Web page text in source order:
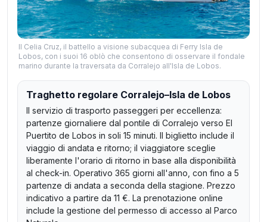
Il Celia Cruz, il battello a visione subacquea di Ferry Isla de
Lobos, con i suoi 16 oblò che consentono di osservare il fondale
marino durante la traversata da Corralejo all'Isla de Lobos.
Traghetto regolare Corralejo–Isla de Lobos
Il servizio di trasporto passeggeri per eccellenza:
partenze giornaliere dal pontile di Corralejo verso El
Puertito de Lobos in soli 15 minuti. Il biglietto include il
viaggio di andata e ritorno; il viaggiatore sceglie
liberamente l'orario di ritorno in base alla disponibilità
al check-in. Operativo 365 giorni all'anno, con fino a 5
partenze di andata a seconda della stagione. Prezzo
indicativo a partire da 11 €. La prenotazione online
include la gestione del permesso di accesso al Parco